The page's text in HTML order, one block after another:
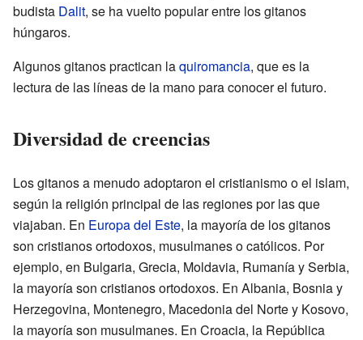
budista Dalit, se ha vuelto popular entre los gitanos
húngaros.
Algunos gitanos practican laquiromancia, que es la
lectura de las líneas de la mano para conocer el futuro.
Diversidad de creencias
Los gitanos a menudo adoptaron el cristianismo o el islam,
según la religión principal de las regiones por las que
viajaban. En Europa del Este, la mayoría de los gitanos
son cristianos ortodoxos, musulmanes o católicos. Por
ejemplo, en Bulgaria, Grecia, Moldavia, Rumanía y Serbia,
la mayoría son cristianos ortodoxos. En Albania, Bosnia y
Herzegovina, Montenegro, Macedonia del Norte y Kosovo,
la mayoría son musulmanes. En Croacia, la República